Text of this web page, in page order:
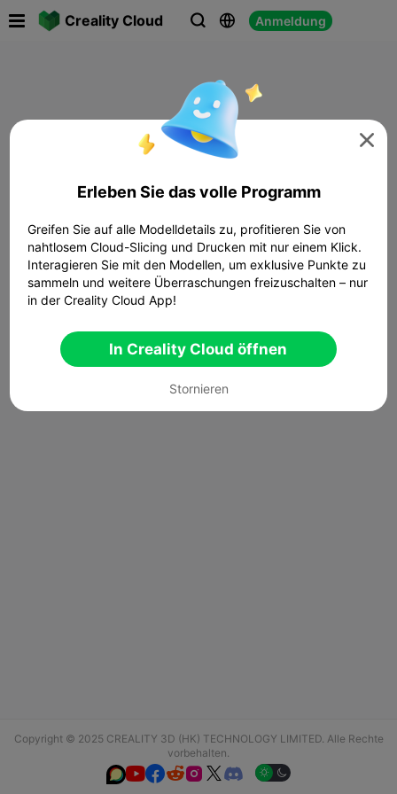
Creality Cloud   Anmeldung
Copyright © 2025 CREALITY 3D (HK) TECHNOLOGY LIMITED. Alle Rechte
vorbehalten.
  

Erleben Sie das volle Programm
Greifen Sie auf alle Modelldetails zu, profitieren Sie von
nahtlosem Cloud-Slicing und Drucken mit nur einem Klick.
Interagieren Sie mit den Modellen, um exklusive Punkte zu
sammeln und weitere Überraschungen freizuschalten – nur
in der Creality Cloud App!
In Creality Cloud öffnen
Stornieren